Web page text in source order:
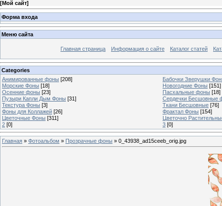
[Мой сайт]
Форма входа
Меню сайта
Главная страница Информация о сайте Каталог статей
Categories
Анимированные фоны [208]
Бабочки Зверушки
Морские Фоны [18] Новогодние Фоны [151]
Осенние фоны [23] Пасхальные фоны [18]
Пузыри Капли Дым Фоны [31]
Сердечки Бесшовные
Текстура Фоны [3] Ткани Бесшовные [76]
Фоны для Коллажей [26] Фрактал Фоны [154]
Цветочные Фоны [311]
Цветочно
2 [0] 3 [0]
Главная » Фотоальбом » Прозрачные фоны » 0_43938_ad15ceeb_orig.jpg